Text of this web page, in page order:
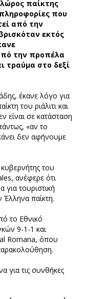
παίκτης
που
από την
εκτός
την προπέλα
τραύμα στο δεξί
έκανε λόγο για
του ριάλιτι και
είναι σε κατάσταση
«αν το
δεν αφήνουμε
του
ανέφερε ότι
τουριστική
παίκτη.
το Εθνικό
9-1-1 και
Romana, όπου
για τις συνθήκες